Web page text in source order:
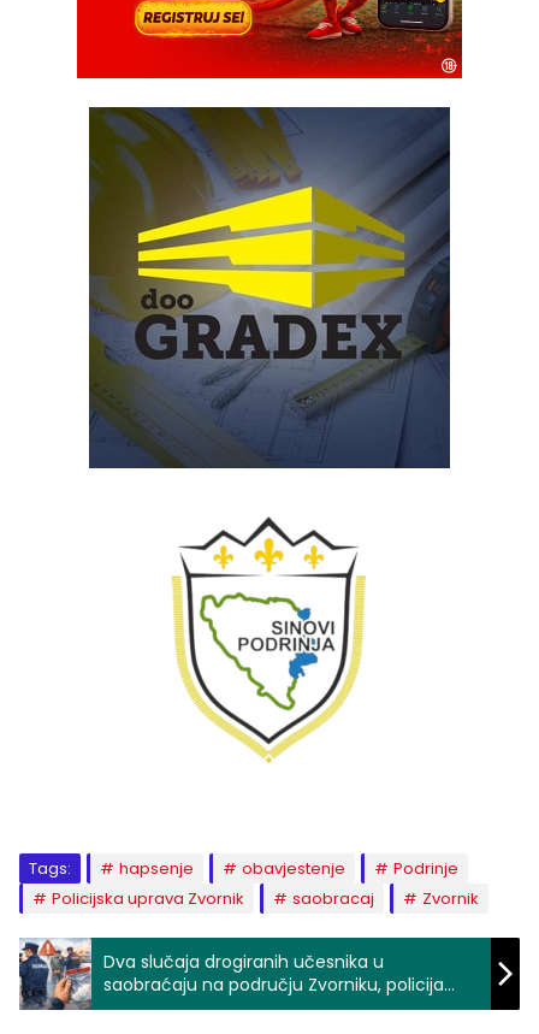
Tags: hapsenje obavjestenje
Podrinje
Policijska uprava Zvornik
saobracaj Zvornik
Dva slučaja drogiranih učesnika u
saobraćaju na području Zvorniku, policija
izrekla visoke kazne